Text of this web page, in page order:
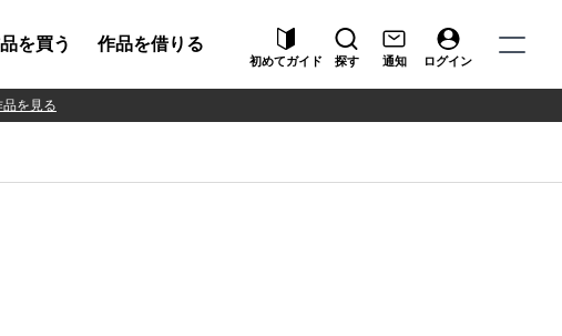
を買う 作品を借りる
初めてガイド 探す 通知 ログイン
を見る